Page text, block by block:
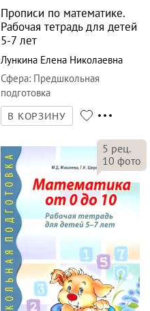
Прописи по математике.
Рабочая тетрадь для детей
5-7 лет
Лункина Елена Николаевна
Сфера: Предшкольная
подготовка
В КОРЗИНУ
5 рец.
10 фото